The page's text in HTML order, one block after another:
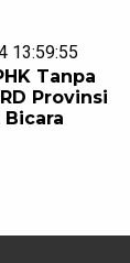
13:59:55
Tanpa
Provinsi